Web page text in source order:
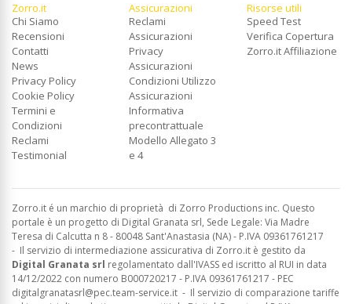
Zorro.it
Chi Siamo
Recensioni
Contatti
News
Privacy Policy
Cookie Policy
Termini e
Condizioni
Reclami
Testimonial
Assicurazioni
Reclami
Assicurazioni
Privacy
Assicurazioni
Condizioni Utilizzo
Assicurazioni
Informativa
precontrattuale
Modello Allegato 3
e 4
Risorse utili
Speed Test
Verifica Copertura
Zorro.it Affiliazione
Zorro.it é un marchio di proprietà di Zorro Productions inc. Questo
portale è un progetto di Digital Granata srl, Sede Legale: Via Madre
Teresa di Calcutta n 8 - 80048 Sant'Anastasia (NA) - P.IVA 09361761217
- Il servizio di intermediazione assicurativa di Zorro.it è gestito da
Digital Granata srl regolamentato dall'IVASS ed iscritto al RUI in data
14/12/2022 con numero B000720217 - P.IVA 09361761217 - PEC
digitalgranatasrl@pec.team-service.it - Il servizio di comparazione tariffe